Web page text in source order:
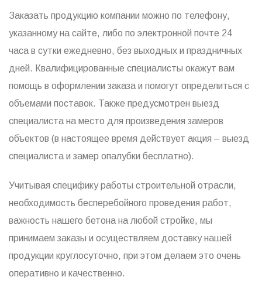
Заказать продукцию компании можно по телефону,
указанному на сайте, либо по электронной почте 24
часа в сутки ежедневно, без выходных и праздничных
дней. Квалифицированные специалисты окажут вам
помощь в оформлении заказа и помогут определиться с
объемами поставок. Также предусмотрен выезд
специалиста на место для произведения замеров
объектов (в настоящее время действует акция – выезд
специалиста и замер опалубки бесплатно).
Учитывая специфику работы строительной отрасли,
необходимость бесперебойного проведения работ,
важность нашего бетона на любой стройке, мы
принимаем заказы и осуществляем доставку нашей
продукции круглосуточно, при этом делаем это очень
оперативно и качественно.